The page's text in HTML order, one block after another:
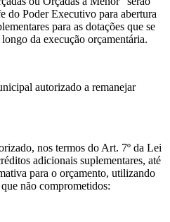
do Poder Executivo para abertura
para as dotações que se
da execução orçamentária.
autorizado a remanejar
nos termos do Art. 7º da Lei
adicionais suplementares, até
para o orçamento, utilizando
não comprometidos: